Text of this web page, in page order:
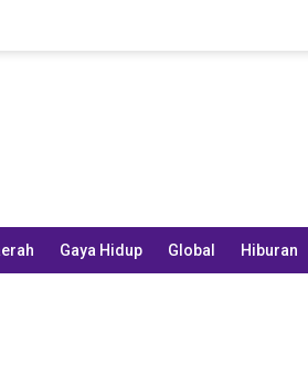
Gaya Hidup Global Hiburan